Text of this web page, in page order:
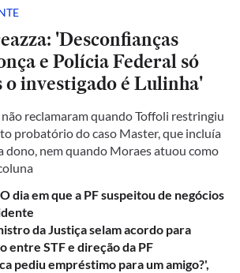
'Desconfianças
e Polícia Federal só
o investigado é Lulinha'
reclamaram quando Toffoli restringiu
probatório do caso Master, que incluía
dono, nem quando Moraes atuou como
dia em que a PF suspeitou de negócios
da Justiça selam acordo para
entre STF e direção da PF
pediu empréstimo para um amigo?',